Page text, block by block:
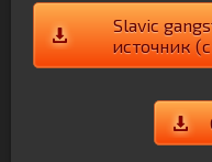
Slavic
источник